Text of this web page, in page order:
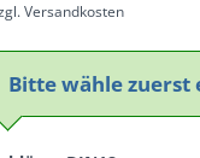
Versandkosten
Bitte wähle zuerst